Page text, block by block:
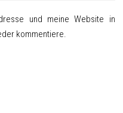
und meine Website in
kommentiere.